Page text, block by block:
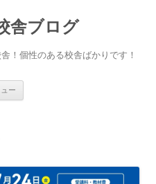
舎ブログ
！個性のある校舎ばかりです！
ュー
プ